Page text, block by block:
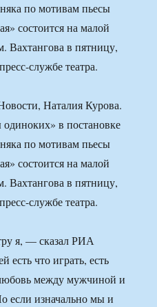
по мотивам пьесы
состоится на малой
Вахтангова в пятницу,
службе театра.
Наталия Курова.
в постановке
по мотивам пьесы
состоится на малой
Вахтангова в пятницу,
службе театра.
я, — сказал РИА
что играть, есть
между мужчиной и
если изначально мы и